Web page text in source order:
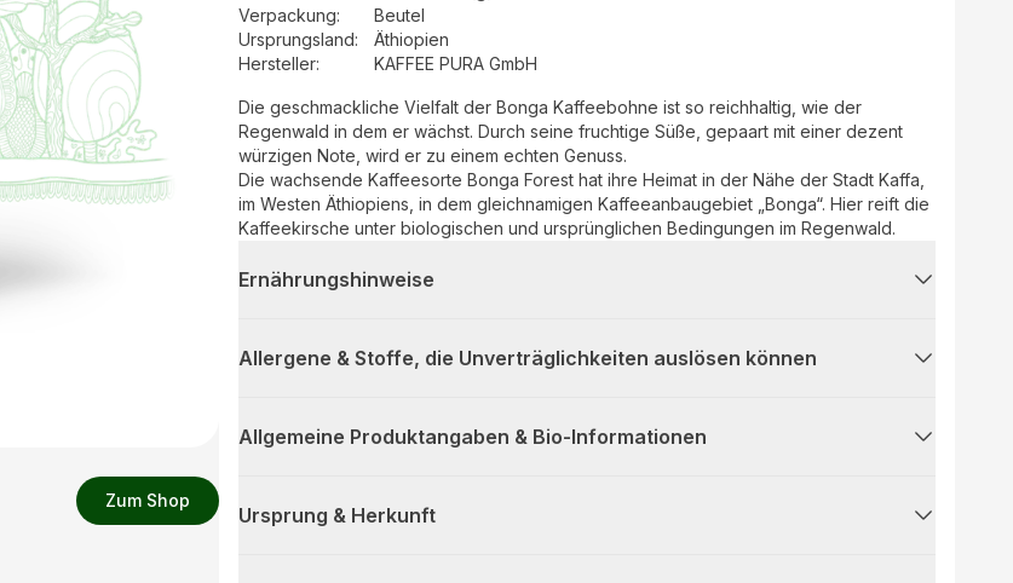
Zum Shop
Verpackung:
Beutel
Ursprungsland:
Äthiopien
Hersteller: KAFFEE PURA GmbH
Die geschmackliche Vielfalt der Bonga Kaffeebohne ist so reichhaltig, wie der
Regenwald in dem er wächst. Durch seine fruchtige Süße, gepaart mit einer dezent
würzigen Note, wird er zu einem echten Genuss.
Die wachsende Kaffeesorte Bonga Forest hat ihre Heimat in der Nähe der Stadt Kaffa,
im Westen Äthiopiens, in dem gleichnamigen Kaffeeanbaugebiet „Bonga“. Hier reift die
Kaffeekirsche unter biologischen und ursprünglichen Bedingungen im Regenwald.
Ernährungshinweise
Allergene & Stoffe, die Unverträglichkeiten auslösen können
Allgemeine Produktangaben & Bio-Informationen
Ursprung & Herkunft